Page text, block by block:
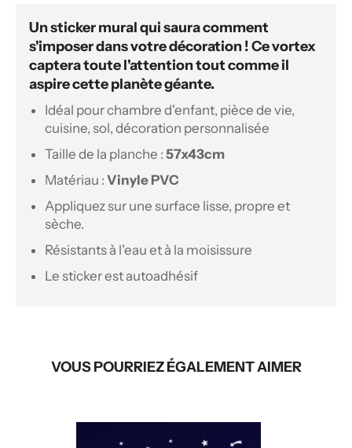
Un sticker mural qui saura comment
s'imposer dans votre décoration ! Ce vortex
captera toute l'attention tout comme il
aspire cette planète géante.
Idéal pour chambre d'enfant, pièce de vie,
cuisine, sol, décoration personnalisée
Taille de la planche : 57x43cm
Matériau : Vinyle PVC
Appliquez sur une surface lisse, propre et
sèche.
Résistants à l'eau et à la moisissure
Le sticker est autoadhésif
VOUS POURRIEZ ÉGALEMENT AIMER